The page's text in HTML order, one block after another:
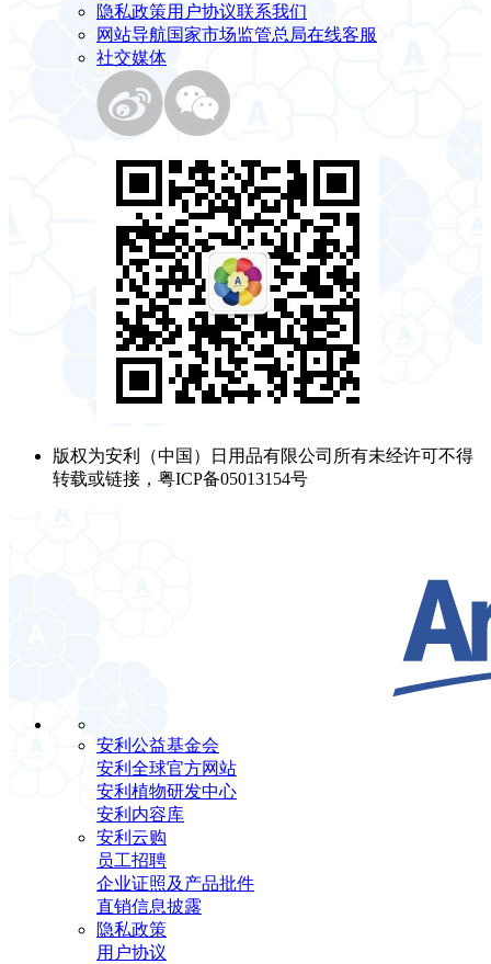
隐私政策用户协议联系我们
网站导航国家市场监管总局在线客服
社交媒体
版权为安利（中国）日用品有限公司所有未经许可不得
转载或链接，粤ICP备05013154号
安利公益基金会
安利全球官方网站
安利植物研发中心
安利内容库
安利云购
员工招聘
企业证照及产品批件
直销信息披露
隐私政策
用户协议